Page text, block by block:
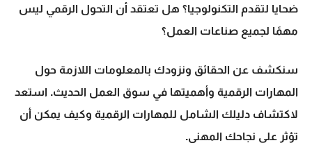
ضحايا لتقدم التكنولوجيا؟ هل تعتقد أن التحول الرقمي ليس
مهمًا لجميع صناعات العمل؟
سنكشف عن الحقائق ونزودك بالمعلومات اللازمة حول
المهارات الرقمية وأهميتها في سوق العمل الحديث. استعد
لاكتشاف دليلك الشامل للمهارات الرقمية وكيف يمكن أن
تؤثر على نجاحك المهني.